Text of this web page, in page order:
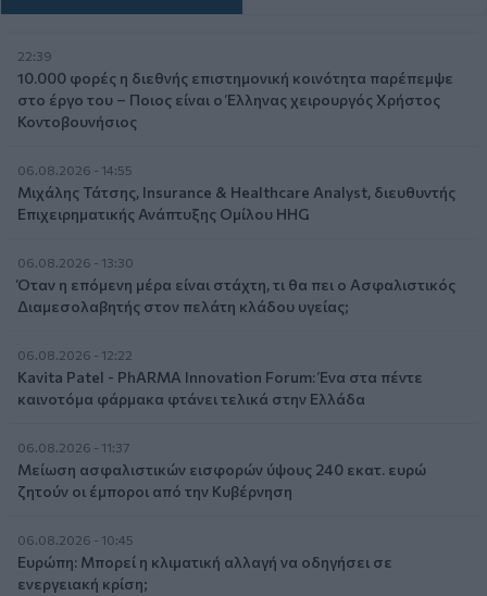
22:39
10.000 φορές η διεθνής επιστημονική κοινότητα παρέπεμψε
στο έργο του – Ποιος είναι ο Έλληνας χειρουργός Χρήστος
Κοντοβουνήσιος
06.08.2026 - 14:55
Μιχάλης Τάτσης, Insurance & Healthcare Analyst, διευθυντής
Επιχειρηματικής Ανάπτυξης Ομίλου HHG
06.08.2026 - 13:30
Όταν η επόμενη μέρα είναι στάχτη, τι θα πει ο Ασφαλιστικός
Διαμεσολαβητής στον πελάτη κλάδου υγείας;
06.08.2026 - 12:22
Kavita Patel - PhARMA Innovation Forum: Ένα στα πέντε
καινοτόμα φάρμακα φτάνει τελικά στην Ελλάδα
06.08.2026 - 11:37
Μείωση ασφαλιστικών εισφορών ύψους 240 εκατ. ευρώ
ζητούν οι έμποροι από την Κυβέρνηση
06.08.2026 - 10:45
Ευρώπη: Μπορεί η κλιματική αλλαγή να οδηγήσει σε
ενεργειακή κρίση;